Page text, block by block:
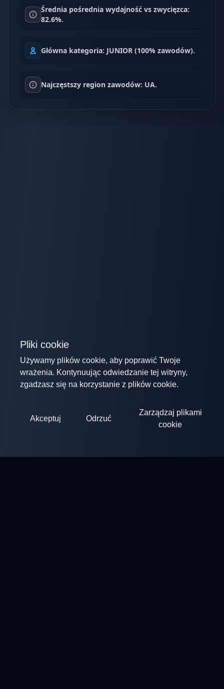
Średnia pośrednia wydajność vs zwycięzca:
82.6%.
Główna kategoria: JUNIOR (100% zawodów).
Najczęstszy region zawodów: UA.
Pliki cookie
Używamy plików cookie, aby poprawić Twoje
wrażenia. Kontynuując odwiedzanie tej witryny,
zgadzasz się na korzystanie z plików cookie.
Akceptuj Odrzuć
Zarządzaj plikami
cookie